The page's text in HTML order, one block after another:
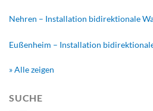
Nehren – Installation bidirektionale
Eußenheim – Installation
» Alle zeigen
SUCHE